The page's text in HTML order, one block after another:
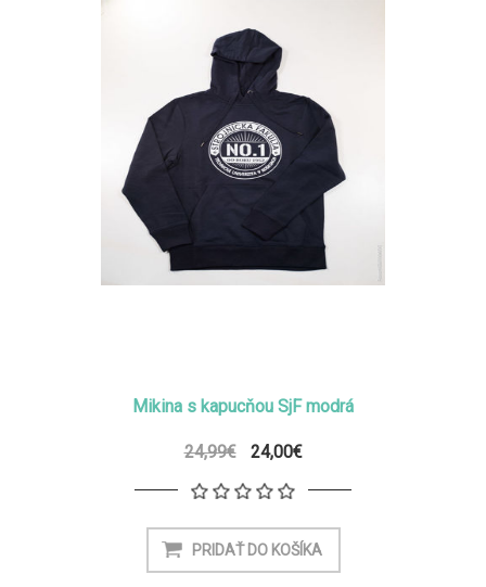
Mikina s kapucňou SjF modrá
24,99€ 24,00€